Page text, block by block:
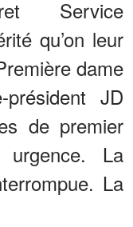
Service
qu’on leur
dame
JD
de premier
La
La